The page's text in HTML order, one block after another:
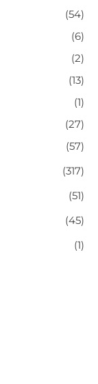
(54)
(6)
(2)
(13)
(1)
(27)
(57)
(317)
(51)
(45)
(1)